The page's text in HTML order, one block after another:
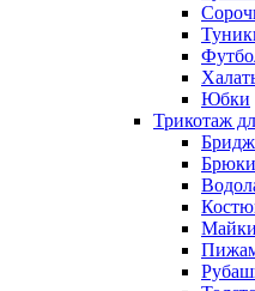
Юбки
Трикотаж
Брюки